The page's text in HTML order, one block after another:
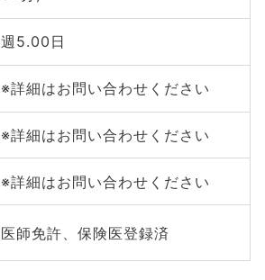
週5.00日
※詳細はお問い合わせください
※詳細はお問い合わせください
※詳細はお問い合わせください
医師免許、保険医登録済